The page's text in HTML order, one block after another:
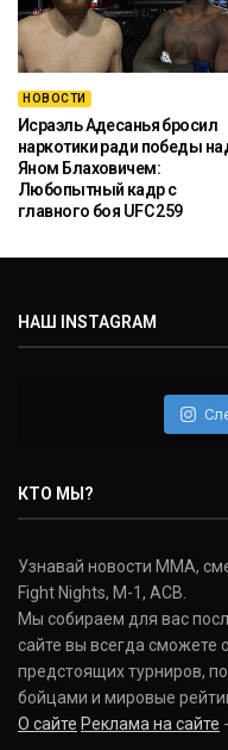
НОВОСТИ
Исраэль Адесанья бросил
наркотики ради победы
Яном Блаховичем:
Любопытный кадр с
главного боя UFC 259
НАШ INSTAGRAM
КТО МЫ?
Узнавай новости ММА,
Fight Nights, M-1, ACB.
Мы собираем для вас
сайте вы всегда сможете
предстоящих турниров,
бойцами и мировые
О сайте Реклама на сайте